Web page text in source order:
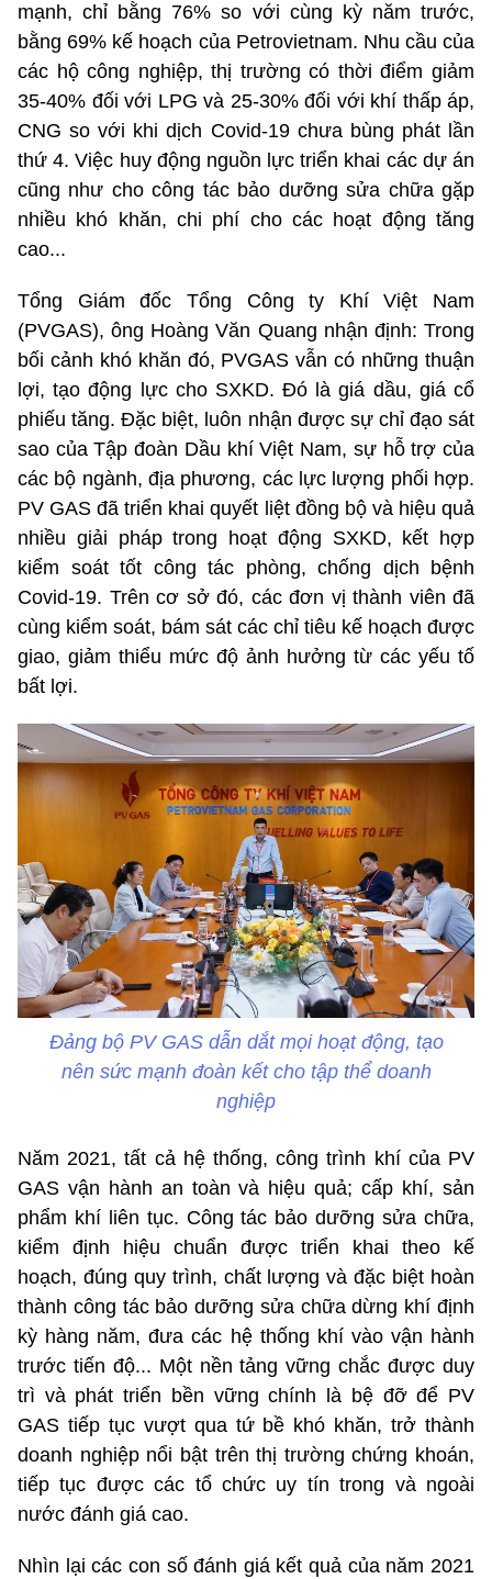
mạnh, chỉ bằng 76% so với cùng kỳ năm trước,
bằng 69% kế hoạch của Petrovietnam. Nhu cầu của
các hộ công nghiệp, thị trường có thời điểm giảm
35-40% đối với LPG và 25-30% đối với khí thấp áp,
CNG so với khi dịch Covid-19 chưa bùng phát lần
thứ 4. Việc huy động nguồn lực triển khai các dự án
cũng như cho công tác bảo dưỡng sửa chữa gặp
nhiều khó khăn, chi phí cho các hoạt động tăng
cao...
Tổng Giám đốc Tổng Công ty Khí Việt Nam
(PVGAS), ông Hoàng Văn Quang nhận định: Trong
bối cảnh khó khăn đó, PVGAS vẫn có những thuận
lợi, tạo động lực cho SXKD. Đó là giá dầu, giá cổ
phiếu tăng. Đặc biệt, luôn nhận được sự chỉ đạo sát
sao của Tập đoàn Dầu khí Việt Nam, sự hỗ trợ của
các bộ ngành, địa phương, các lực lượng phối hợp.
PV GAS đã triển khai quyết liệt đồng bộ và hiệu quả
nhiều giải pháp trong hoạt động SXKD, kết hợp
kiểm soát tốt công tác phòng, chống dịch bệnh
Covid-19. Trên cơ sở đó, các đơn vị thành viên đã
cùng kiểm soát, bám sát các chỉ tiêu kế hoạch được
giao, giảm thiểu mức độ ảnh hưởng từ các yếu tố
bất lợi.
Đảng bộ PV GAS dẫn dắt mọi hoạt động, tạo
nên sức mạnh đoàn kết cho tập thể doanh
nghiệp
Năm 2021, tất cả hệ thống, công trình khí của PV
GAS vận hành an toàn và hiệu quả; cấp khí, sản
phẩm khí liên tục. Công tác bảo dưỡng sửa chữa,
kiểm định hiệu chuẩn được triển khai theo kế
hoạch, đúng quy trình, chất lượng và đặc biệt hoàn
thành công tác bảo dưỡng sửa chữa dừng khí định
kỳ hàng năm, đưa các hệ thống khí vào vận hành
trước tiến độ... Một nền tảng vững chắc được duy
trì và phát triển bền vững chính là bệ đỡ để PV
GAS tiếp tục vượt qua tứ bề khó khăn, trở thành
doanh nghiệp nổi bật trên thị trường chứng khoán,
tiếp tục được các tổ chức uy tín trong và ngoài
nước đánh giá cao.
Nhìn lại các con số đánh giá kết quả của năm 2021